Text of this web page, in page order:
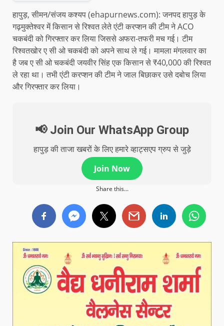
हापुड़, सीमन/संजय कश्यप (ehapurnews.com): जनपद हापुड़ के
गढ़मुक्तेश्वर में किसान से रिश्वत लेते एंटी करप्शन की टीम ने ACO
चकबंदी को गिरफ्तार कर लिया जिससे अफरा-तफरी मच गई। टीम
रिश्वतखोर ए सी ओ चकबंदी को अपने साथ ले गई। मामला मंगलवार का
है जब ए सी ओ चकबंदी जयवीर सिंह एक किसान से ₹40,000 की रिश्वत
ले रहा था। तभी एंटी करप्शन की टीम ने जाल बिछाकर उसे दबोच लिया
और गिरफ्तार कर लिया।
📢 Join Our WhatsApp Group
हापुड़ की ताजा खबरों के लिए हमारे व्हाट्सएप ग्रुप से जुड़े
Join Now
Share this...